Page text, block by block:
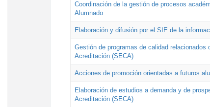
Coordinación de la gestión de procesos
Alumnado
Elaboración y difusión por el SIE de la
Gestión de programas de calidad
Acreditación (SECA)
Acciones de promoción orientadas a futuros
Elaboración de estudios a demanda y de
Acreditación (SECA)